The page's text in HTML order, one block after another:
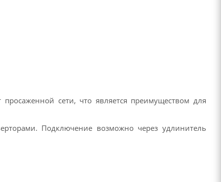
сети, что является преимуществом для
Подключение возможно через удлинитель